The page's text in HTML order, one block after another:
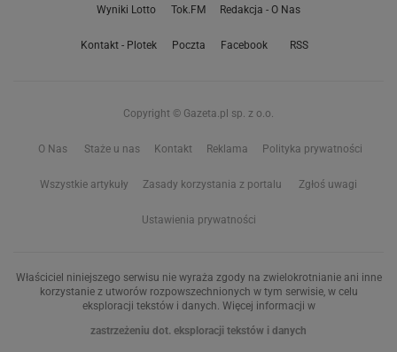
Wyniki Lotto Tok.FM Redakcja - O Nas
Kontakt - Plotek Poczta Facebook RSS
Copyright © Gazeta.pl sp. z o.o.
O Nas Staże u nas Kontakt Reklama Polityka prywatności
Wszystkie artykuły Zasady korzystania z portalu Zgłoś uwagi
Ustawienia prywatności
Właściciel niniejszego serwisu nie wyraża zgody na zwielokrotnianie ani inne
korzystanie z utworów rozpowszechnionych w tym serwisie, w celu
eksploracji tekstów i danych. Więcej informacji w
zastrzeżeniu dot. eksploracji tekstów i danych